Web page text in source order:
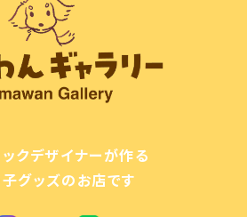
クデザイナーが作る
グッズのお店です